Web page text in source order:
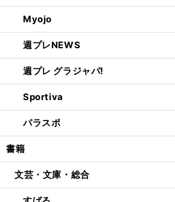
Myojo
週プレNEWS
週プレ グラジャパ!
Sportiva
パラスポ
書籍
文芸・文庫・総合